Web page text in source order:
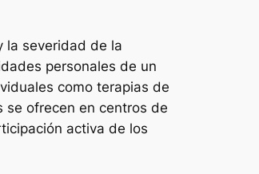
la severidad de la
personales de un
como terapias de
se ofrecen en centros de
activa de los